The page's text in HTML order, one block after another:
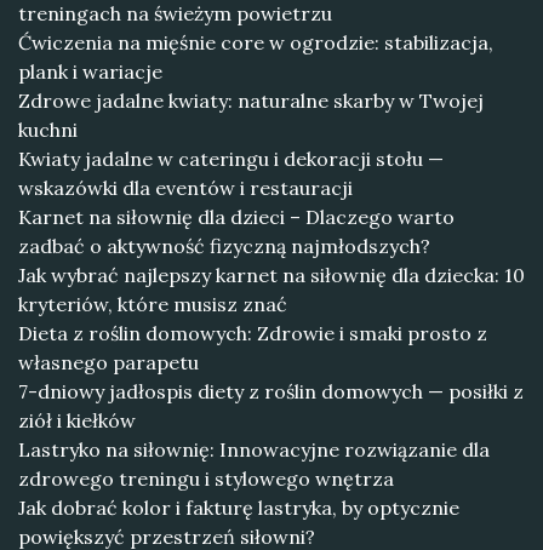
treningach na świeżym powietrzu
Ćwiczenia na mięśnie core w ogrodzie: stabilizacja,
plank i wariacje
Zdrowe jadalne kwiaty: naturalne skarby w Twojej
kuchni
Kwiaty jadalne w cateringu i dekoracji stołu —
wskazówki dla eventów i restauracji
Karnet na siłownię dla dzieci – Dlaczego warto
zadbać o aktywność fizyczną najmłodszych?
Jak wybrać najlepszy karnet na siłownię dla dziecka: 10
kryteriów, które musisz znać
Dieta z roślin domowych: Zdrowie i smaki prosto z
własnego parapetu
7-dniowy jadłospis diety z roślin domowych — posiłki z
ziół i kiełków
Lastryko na siłownię: Innowacyjne rozwiązanie dla
zdrowego treningu i stylowego wnętrza
Jak dobrać kolor i fakturę lastryka, by optycznie
powiększyć przestrzeń siłowni?